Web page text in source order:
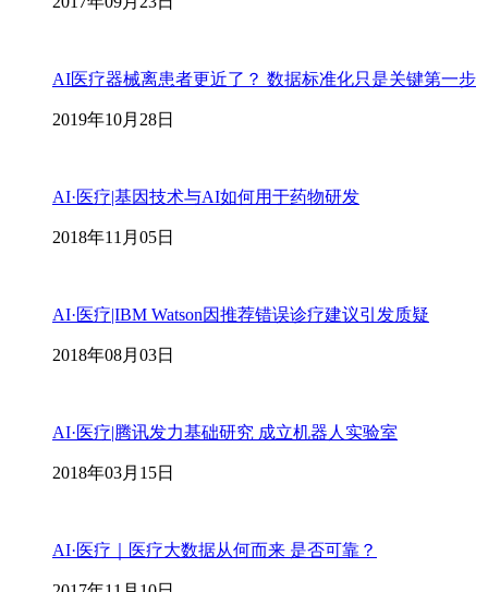
AI医疗器械离患者更近了？ 数据标准化只是关键第一步
2019年10月28日
AI·医疗|基因技术与AI如何用于药物研发
2018年11月05日
AI·医疗|IBM Watson因推荐错误诊疗建议引发质疑
2018年08月03日
AI·医疗|腾讯发力基础研究 成立机器人实验室
2018年03月15日
AI·医疗｜医疗大数据从何而来 是否可靠？